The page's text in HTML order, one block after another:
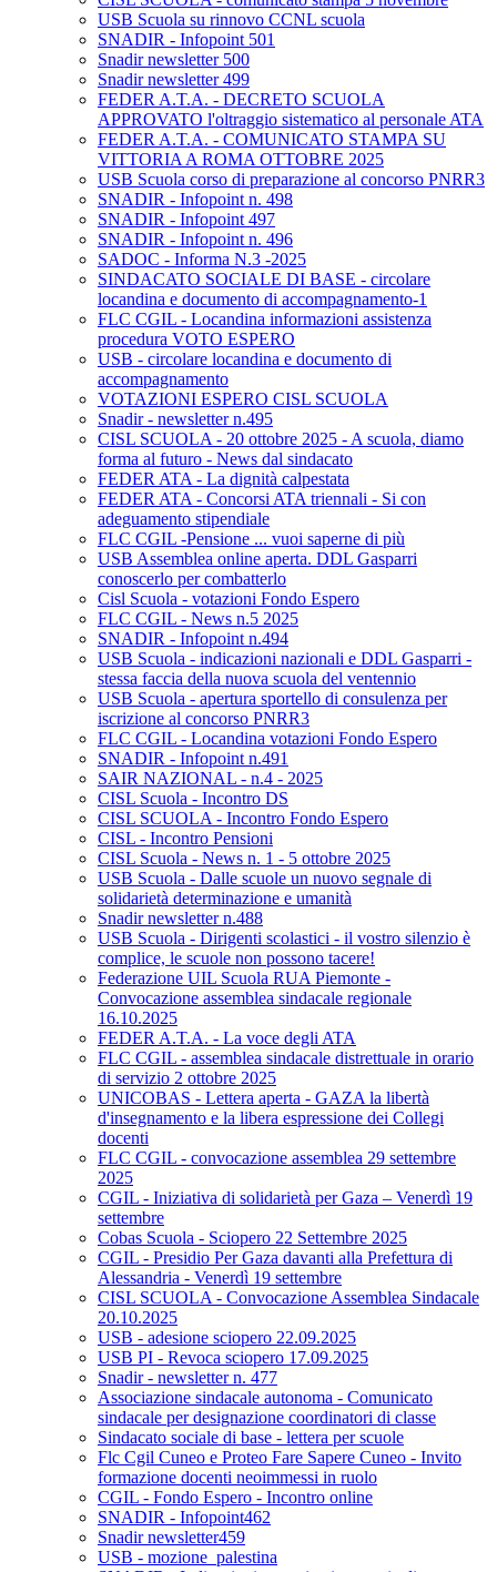
USB Scuola su rinnovo CCNL scuola
SNADIR - Infopoint 501
Snadir newsletter 500
Snadir newsletter 499
FEDER A.T.A. - DECRETO SCUOLA
APPROVATO l'oltraggio sistematico al personale ATA
FEDER A.T.A. - COMUNICATO STAMPA SU
VITTORIA A ROMA OTTOBRE 2025
USB Scuola corso di preparazione al concorso PNRR3
SNADIR - Infopoint n. 498
SNADIR - Infopoint 497
SNADIR - Infopoint n. 496
SADOC - Informa N.3 -2025
SINDACATO SOCIALE DI BASE - circolare
locandina e documento di accompagnamento-1
FLC CGIL - Locandina informazioni assistenza
procedura VOTO ESPERO
USB - circolare locandina e documento di
accompagnamento
VOTAZIONI ESPERO CISL SCUOLA
Snadir - newsletter n.495
CISL SCUOLA - 20 ottobre 2025 - A scuola, diamo
forma al futuro - News dal sindacato
FEDER ATA - La dignità calpestata
FEDER ATA - Concorsi ATA triennali - Si con
adeguamento stipendiale
FLC CGIL -Pensione ... vuoi saperne di più
USB Assemblea online aperta. DDL Gasparri
conoscerlo per combatterlo
Cisl Scuola - votazioni Fondo Espero
FLC CGIL - News n.5 2025
SNADIR - Infopoint n.494
USB Scuola - indicazioni nazionali e DDL Gasparri -
stessa faccia della nuova scuola del ventennio
USB Scuola - apertura sportello di consulenza per
iscrizione al concorso PNRR3
FLC CGIL - Locandina votazioni Fondo Espero
SNADIR - Infopoint n.491
SAIR NAZIONAL - n.4 - 2025
CISL Scuola - Incontro DS
CISL SCUOLA - Incontro Fondo Espero
CISL - Incontro Pensioni
CISL Scuola - News n. 1 - 5 ottobre 2025
USB Scuola - Dalle scuole un nuovo segnale di
solidarietà determinazione e umanità
Snadir newsletter n.488
USB Scuola - Dirigenti scolastici - il vostro silenzio è
complice, le scuole non possono tacere!
Federazione UIL Scuola RUA Piemonte -
Convocazione assemblea sindacale regionale
16.10.2025
FEDER A.T.A. - La voce degli ATA
FLC CGIL - assemblea sindacale distrettuale in orario
di servizio 2 ottobre 2025
UNICOBAS - Lettera aperta - GAZA la libertà
d'insegnamento e la libera espressione dei Collegi
docenti
FLC CGIL - convocazione assemblea 29 settembre
2025
CGIL - Iniziativa di solidarietà per Gaza – Venerdì 19
settembre
Cobas Scuola - Sciopero 22 Settembre 2025
CGIL - Presidio Per Gaza davanti alla Prefettura di
Alessandria - Venerdì 19 settembre
CISL SCUOLA - Convocazione Assemblea Sindacale
20.10.2025
USB - adesione sciopero 22.09.2025
USB PI - Revoca sciopero 17.09.2025
Snadir - newsletter n. 477
Associazione sindacale autonoma - Comunicato
sindacale per designazione coordinatori di classe
Sindacato sociale di base - lettera per scuole
Flc Cgil Cuneo e Proteo Fare Sapere Cuneo - Invito
formazione docenti neoimmessi in ruolo
CGIL - Fondo Espero - Incontro online
SNADIR - Infopoint462
Snadir newsletter459
USB - mozione_palestina